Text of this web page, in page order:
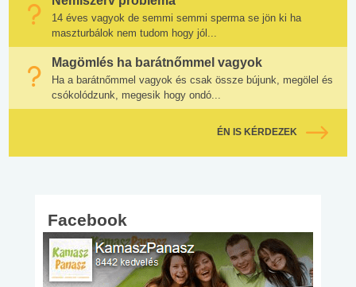
14 éves vagyok de semmi semmi sperma se jön ki ha
maszturbálok nem tudom hogy jól...
Magömlés ha barátnőmmel vagyok
Ha a barátnőmmel vagyok és csak össze bújunk, megölel és
csókolódzunk, megesik hogy ondó...
ÉN IS KÉRDEZEK
Facebook